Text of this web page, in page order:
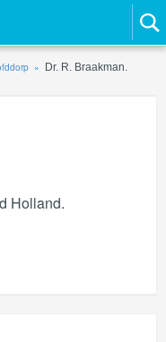
Dr. R. Braakman.
Holland.